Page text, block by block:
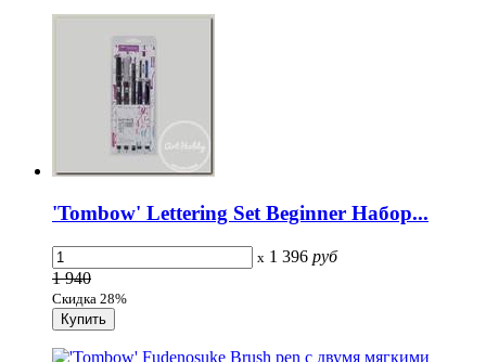
'Tombow' Lettering Set Beginner Набор...
x 1 396 руб
1 940
Скидка 28%